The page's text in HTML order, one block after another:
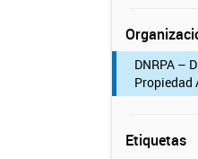
DNRPA –
Propiedad
Etiquetas